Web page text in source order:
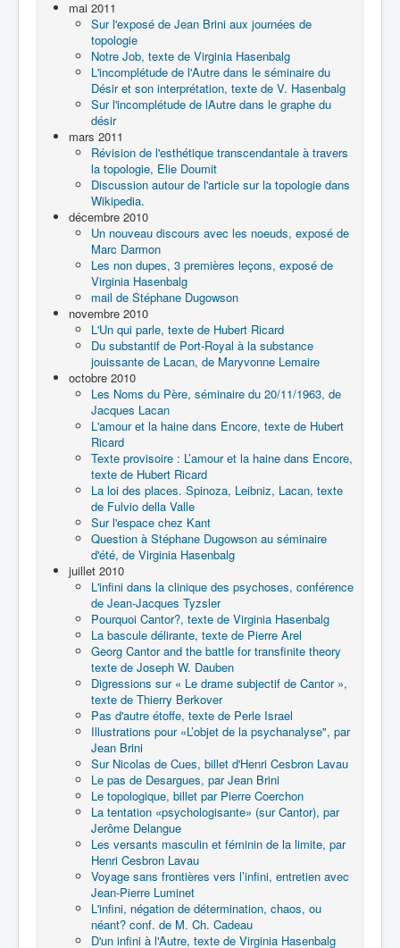
mai 2011
Sur l'exposé de Jean Brini aux journées de
topologie
Notre Job, texte de Virginia Hasenbalg
L'incomplétude de l'Autre dans le séminaire du
Désir et son interprétation, texte de V. Hasenbalg
Sur l'incomplétude de lAutre dans le graphe du
désir
mars 2011
Révision de l'esthétique transcendantale à travers
la topologie, Elie Doumit
Discussion autour de l'article sur la topologie dans
Wikipedia.
décembre 2010
Un nouveau discours avec les noeuds, exposé de
Marc Darmon
Les non dupes, 3 premières leçons, exposé de
Virginia Hasenbalg
mail de Stéphane Dugowson
novembre 2010
L'Un qui parle, texte de Hubert Ricard
Du substantif de Port-Royal à la substance
jouissante de Lacan, de Maryvonne Lemaire
octobre 2010
Les Noms du Père, séminaire du 20/11/1963, de
Jacques Lacan
L'amour et la haine dans Encore, texte de Hubert
Ricard
Texte provisoire : L’amour et la haine dans Encore,
texte de Hubert Ricard
La loi des places. Spinoza, Leibniz, Lacan, texte
de Fulvio della Valle
Sur l'espace chez Kant
Question à Stéphane Dugowson au séminaire
d'été, de Virginia Hasenbalg
juillet 2010
L'infini dans la clinique des psychoses, conférence
de Jean-Jacques Tyzsler
Pourquoi Cantor?, texte de Virginia Hasenbalg
La bascule délirante, texte de Pierre Arel
Georg Cantor and the battle for transfinite theory
texte de Joseph W. Dauben
Digressions sur « Le drame subjectif de Cantor »,
texte de Thierry Berkover
Pas d'autre étoffe, texte de Perle Israel
Illustrations pour «L’objet de la psychanalyse", par
Jean Brini
Sur Nicolas de Cues, billet d'Henri Cesbron Lavau
Le pas de Desargues, par Jean Brini
Le topologique, billet par Pierre Coerchon
La tentation «psychologisante» (sur Cantor), par
Jerôme Delangue
Les versants masculin et féminin de la limite, par
Henri Cesbron Lavau
Voyage sans frontières vers l’infini, entretien avec
Jean-Pierre Luminet
L'infini, négation de détermination, chaos, ou
néant? conf. de M. Ch. Cadeau
D'un infini à l'Autre, texte de Virginia Hasenbalg